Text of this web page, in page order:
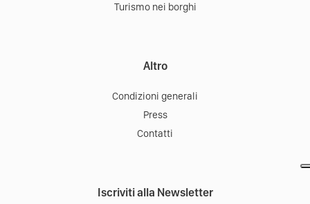
Turismo nei borghi
Altro
Condizioni generali
Press
Contatti
Iscriviti alla Newsletter